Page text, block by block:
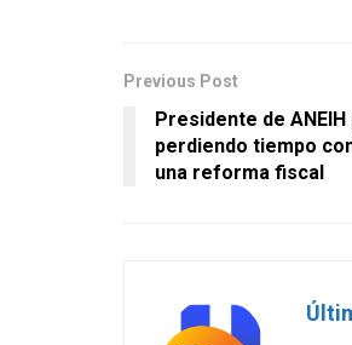
Previous Post
Presidente de
perdiendo tiempo
una reforma fiscal